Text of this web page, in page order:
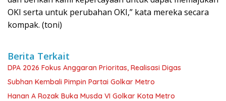
OKI serta untuk perubahan OKI,” kata mereka secara
kompak. (toni)
Berita Terkait
DPA 2026 Fokus Anggaran Prioritas, Realisasi Digas
Subhan Kembali Pimpin Partai Golkar Metro
Hanan A Rozak Buka Musda VI Golkar Kota Metro